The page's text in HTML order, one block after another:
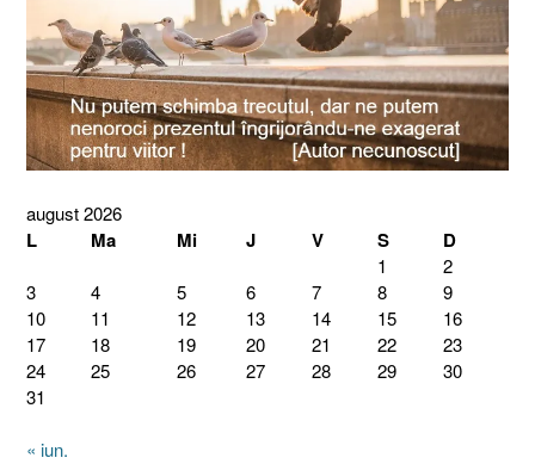
august 2026
L Ma Mi J V S D
1
2
3
4 5 6 7 8
9
10
11 12 13 14 15
16
17
18 19 20 21 22
23
24
25 26 27 28 29
30
31
« iun.